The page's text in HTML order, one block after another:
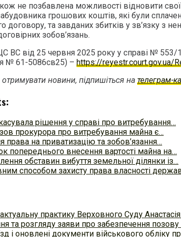
не позбавлена можливості відновити
грошових коштів, які були
договору, та завданих збитків у зв’язку з
зобов’язань.
ВС від 25 червня 2025 року у справі № 553/
№ 61-5086св25) – https://reyestr.court.gov.ua/
новини, підпишіться на телеграм-
рішення у справі про витребування…
прокурора про витребування майна є…
права на приватизацію та зобов’язання…
попереднього внесення вартості майна на…
обставин вибуття земельної ділянки із…
способом захисту права власності
практику Верховного Суду
та розгляду заяви про забезпечення
і оновлені документи військового обліку